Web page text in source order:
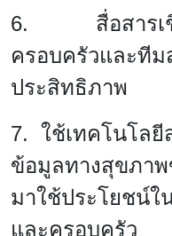
6. สื่อสารเชิง
ครอบครัวและทีม
ประสิทธิภาพ
7. ใช้เทคโนโลยี
ข้อมูลทางสุขภาพ
มาใช้ประโยชน์ใ
และครอบครัว